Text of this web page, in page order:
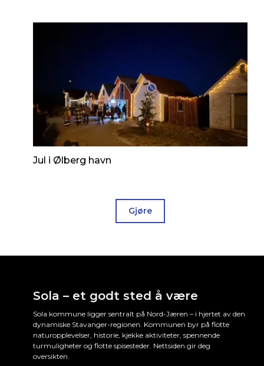
Jul i Ølberg havn
Gjøre
Sola – et godt sted å være
Sola kommune ligger sentralt på Nord-Jæren – i hjertet av den
dynamiske Stavanger-regionen. Kommunen byr på flotte
naturopplevelser, historie, kjekke aktiviteter, spennende
turmuligheter og flotte spisesteder. Nettsiden gir deg
oversikten.